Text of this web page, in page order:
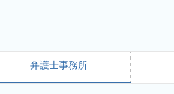
弁護士事務所